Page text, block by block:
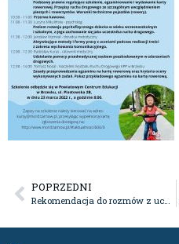
POPRZEDNI
Rekomendacja do rozmów z uczniami na temat aktualnej sytuacji w Ukrainie.